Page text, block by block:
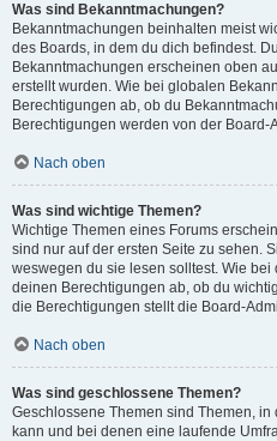
Was sind Bekanntmachungen?
Bekanntmachungen beinhalten meist
des Boards, in dem du dich befindest.
Bekanntmachungen erscheinen oben
erstellt wurden. Wie bei globalen
Berechtigungen ab, ob du
Berechtigungen werden von der Board-
Nach oben
Was sind wichtige Themen?
Wichtige Themen eines Forums
sind nur auf der ersten Seite zu sehen.
weswegen du sie lesen solltest. Wie
deinen Berechtigungen ab, ob du
die Berechtigungen stellt die Board-
Nach oben
Was sind geschlossene Themen?
Geschlossene Themen sind Themen,
kann und bei denen eine laufende